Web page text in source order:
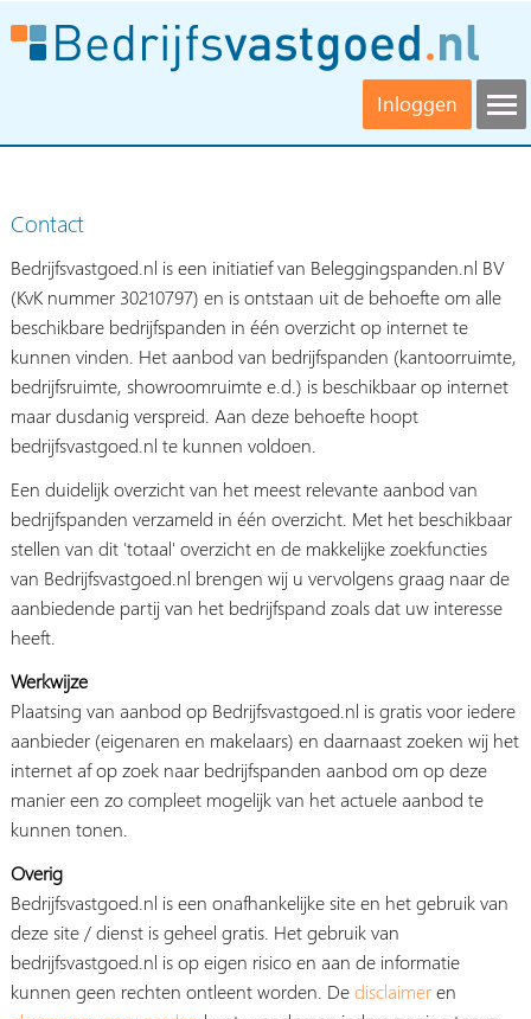
Inloggen
Contact
Bedrijfsvastgoed.nl is een initiatief van Beleggingspanden.nl BV
(KvK nummer 30210797) en is ontstaan uit de behoefte om alle
beschikbare bedrijfspanden in één overzicht op internet te
kunnen vinden. Het aanbod van bedrijfspanden (kantoorruimte,
bedrijfsruimte, showroomruimte e.d.) is beschikbaar op internet
maar dusdanig verspreid. Aan deze behoefte hoopt
bedrijfsvastgoed.nl te kunnen voldoen.
Een duidelijk overzicht van het meest relevante aanbod van
bedrijfspanden verzameld in één overzicht. Met het beschikbaar
stellen van dit 'totaal' overzicht en de makkelijke zoekfuncties
van Bedrijfsvastgoed.nl brengen wij u vervolgens graag naar de
aanbiedende partij van het bedrijfspand zoals dat uw interesse
heeft.
Werkwijze
Plaatsing van aanbod op Bedrijfsvastgoed.nl is gratis voor iedere
aanbieder (eigenaren en makelaars) en daarnaast zoeken wij het
internet af op zoek naar bedrijfspanden aanbod om op deze
manier een zo compleet mogelijk van het actuele aanbod te
kunnen tonen.
Overig
Bedrijfsvastgoed.nl is een onafhankelijke site en het gebruik van
deze site / dienst is geheel gratis. Het gebruik van
bedrijfsvastgoed.nl is op eigen risico en aan de informatie
kunnen geen rechten ontleent worden. Dedisclaimeren